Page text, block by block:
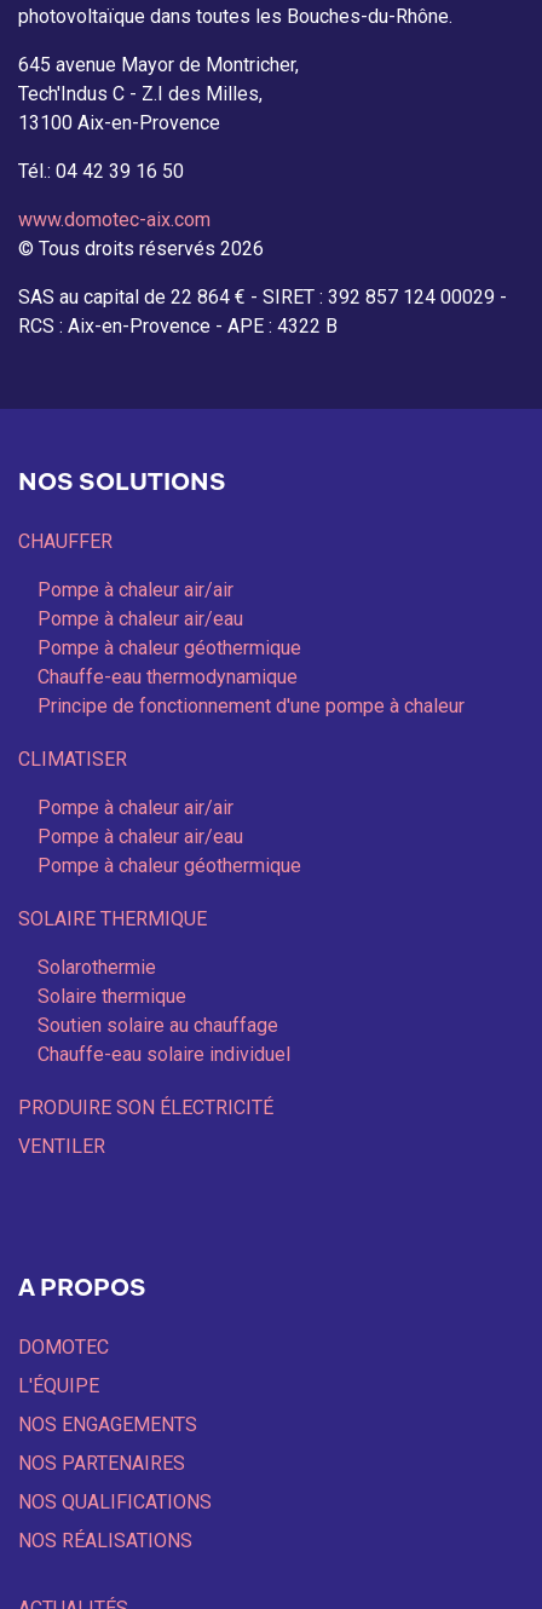
photovoltaïque dans toutes les Bouches-du-Rhône.
645 avenue Mayor de Montricher,
Tech'Indus C - Z.I des Milles,
13100 Aix-en-Provence
Tél.: 04 42 39 16 50
www.domotec-aix.com
© Tous droits réservés 2026
SAS au capital de 22 864 € - SIRET : 392 857 124 00029 -
RCS : Aix-en-Provence - APE : 4322 B
NOS SOLUTIONS
CHAUFFER
Pompe à chaleur air/air
Pompe à chaleur air/eau
Pompe à chaleur géothermique
Chauffe-eau thermodynamique
Principe de fonctionnement d'une pompe à chaleur
CLIMATISER
Pompe à chaleur air/air
Pompe à chaleur air/eau
Pompe à chaleur géothermique
SOLAIRE THERMIQUE
Solarothermie
Solaire thermique
Soutien solaire au chauffage
Chauffe-eau solaire individuel
PRODUIRE SON ÉLECTRICITÉ
VENTILER
A PROPOS
DOMOTEC
L'ÉQUIPE
NOS ENGAGEMENTS
NOS PARTENAIRES
NOS QUALIFICATIONS
NOS RÉALISATIONS